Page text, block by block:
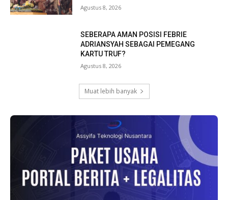
Agustus 8, 2026
SEBERAPA AMAN POSISI FEBRIE
ADRIANSYAH SEBAGAI PEMEGANG
KARTU TRUF?
Agustus 8, 2026
Muat lebih banyak